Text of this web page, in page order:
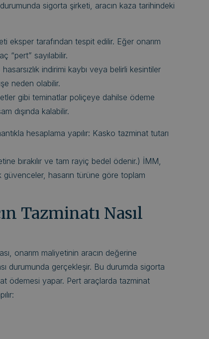
sigorta şirketi, aracın kaza tarihindeki
eksper tarafından tespit edilir. Eğer onarım
“pert” sayılabilir.
indirimi kaybı veya belirli kesintiler
neden olabilir.
gibi teminatlar poliçeye dahilse ödeme
dışında kalabilir.
hesaplama yapılır: Kasko tazminat tutarı
bırakılır ve tam rayiç bedel ödenir.) İMM,
hasarın türüne göre toplam
Tazminatı Nasıl
onarım maliyetinin aracın değerine
durumunda gerçekleşir. Bu durumda sigorta
ödemesi yapar. Pert araçlarda tazminat